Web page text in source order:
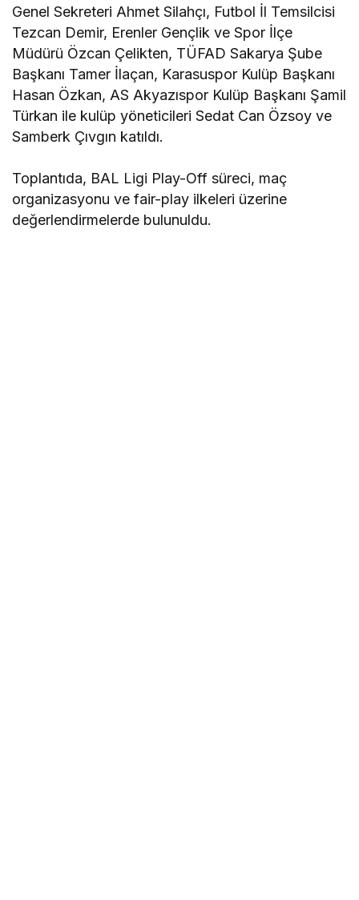
Genel Sekreteri Ahmet Silahçı, Futbol İl Temsilcisi
Tezcan Demir, Erenler Gençlik ve Spor İlçe
Müdürü Özcan Çelikten, TÜFAD Sakarya Şube
Başkanı Tamer İlaçan, Karasuspor Kulüp Başkanı
Hasan Özkan, AS Akyazıspor Kulüp Başkanı Şamil
Türkan ile kulüp yöneticileri Sedat Can Özsoy ve
Samberk Çıvgın katıldı.
Toplantıda, BAL Ligi Play-Off süreci, maç
organizasyonu ve fair-play ilkeleri üzerine
değerlendirmelerde bulunuldu.